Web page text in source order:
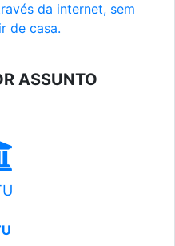
da internet, sem
de casa.
ASSUNTO